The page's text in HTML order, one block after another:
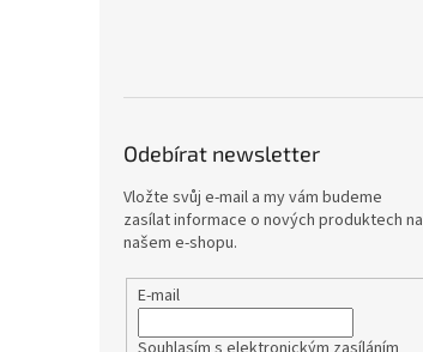
Odebírat newsletter
Vložte svůj e-mail a my vám budeme
zasílat informace o nových produktech na
našem e-shopu.
E-mail